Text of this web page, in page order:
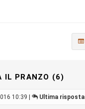
IL PRANZO (6)
10:39 | Ultima risposta